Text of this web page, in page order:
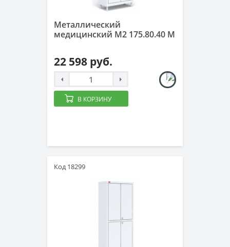
Металлический
медицинский М2 175.80.40 М
22 598 руб.
В КОРЗИНУ
Код 18299